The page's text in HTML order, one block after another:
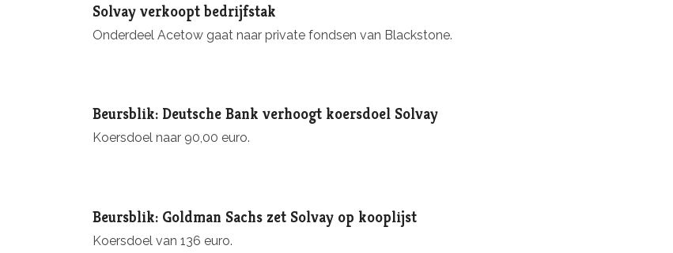
Solvay verkoopt bedrijfstak
Onderdeel Acetow gaat naar private fondsen van Blackstone.
Beursblik: Deutsche Bank verhoogt koersdoel Solvay
Koersdoel naar 90,00 euro.
Beursblik: Goldman Sachs zet Solvay op kooplijst
Koersdoel van 136 euro.